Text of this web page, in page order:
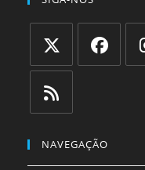
Abre
em
uma
aba
aba
em
uma
NAVEGAÇÃO